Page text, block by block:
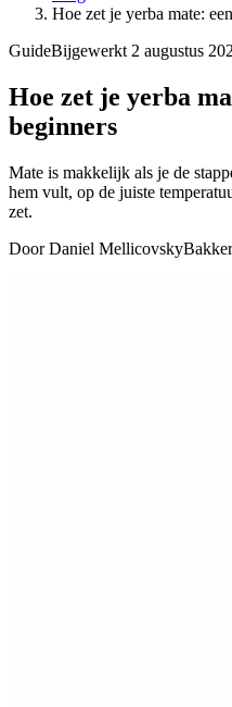
Hoe zet je yerba mate:
GuideBijgewerkt 2 augustus
Hoe zet je yerba
beginners
Mate is makkelijk als je de
hem vult, op de juiste
zet.
Door Daniel Mellicovsky